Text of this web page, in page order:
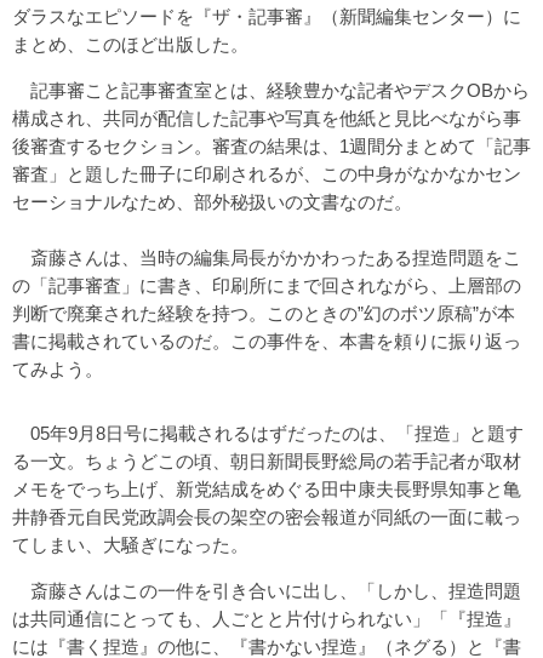
ダラスなエピソードを『ザ・記事審』（新聞編集センター）に
まとめ、このほど出版した。
記事審こと記事審査室とは、経験豊かな記者やデスクOBから
構成され、共同が配信した記事や写真を他紙と見比べながら事
後審査するセクション。審査の結果は、1週間分まとめて「記事
審査」と題した冊子に印刷されるが、この中身がなかなかセン
セーショナルなため、部外秘扱いの文書なのだ。
斎藤さんは、当時の編集局長がかかわったある捏造問題をこ
の「記事審査」に書き、印刷所にまで回されながら、上層部の
判断で廃棄された経験を持つ。このときの”幻のボツ原稿”が本
書に掲載されているのだ。この事件を、本書を頼りに振り返っ
てみよう。
05年9月8日号に掲載されるはずだったのは、「捏造」と題す
る一文。ちょうどこの頃、朝日新聞長野総局の若手記者が取材
メモをでっち上げ、新党結成をめぐる田中康夫長野県知事と亀
井静香元自民党政調会長の架空の密会報道が同紙の一面に載っ
てしまい、大騒ぎになった。
斎藤さんはこの一件を引き合いに出し、「しかし、捏造問題
は共同通信にとっても、人ごとと片付けられない」「『捏造』
には『書く捏造』の他に、『書かない捏造』（ネグる）と『書